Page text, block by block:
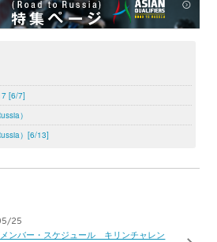
[6/7]
）
）[6/13]
25
ンバー・スケジュール キリンチャレン